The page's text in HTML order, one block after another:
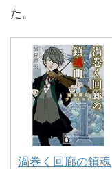
た。
渦巻く回廊の鎮魂